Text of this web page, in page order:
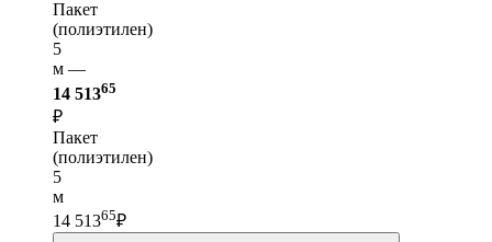
Пакет
(полиэтилен)
5
м —
14 51365
₽
Пакет
(полиэтилен)
5
м
14 51365₽